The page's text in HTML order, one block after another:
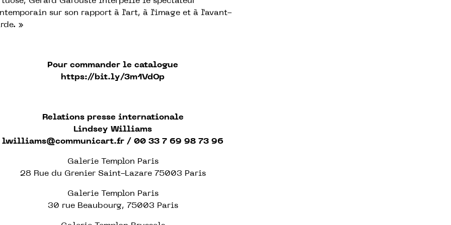
sur son rapport à l’art, à l’image et à l’avant-
»
Pour commander le catalogue
https://bit.ly/3m1VdOp
Relations presse internationale
Lindsey Williams
lwilliams@communicart.fr / 00 33 7 69 98 73 96
Galerie Templon Paris
28 Rue du Grenier Saint-Lazare 75003 Paris
Galerie Templon Paris
30 rue Beaubourg, 75003 Paris